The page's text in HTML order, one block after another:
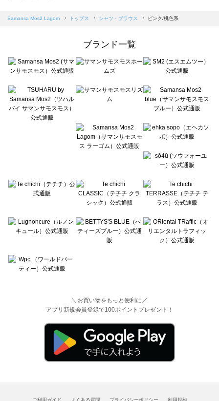
Samansa Mos2 blue（サマンサモスモス ブルー）のシャツ・ブラウス一覧
sō4ū（ソウフォーユー）のシャツ・ブラウス一覧
Te chichi（テチチ）のシャツ・ブラウス一覧
Te chichi CLASSIC（テチチ クラシック）のシャツ・ブラウス一覧
Lugnoncure（ルノンキュール）のシャツ・ブラウス一覧
BETTY'S BLUE（べティーズブルー）のシャツ・ブラウス一覧
Wpc.（ワールドパーティー）のシャツ・ブラウス一覧
Samansa Mos2 Lagom トップス シャツ・ブラウス ピンク/桃色系
ブランド一覧
＼お買い物をもっと便利に／
アプリ新規会員登録で100ポイントプレゼント！
ご利用ガイド よくある質問 プライバシーポリシー 利用規約